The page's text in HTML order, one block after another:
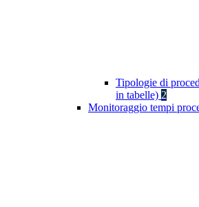
Tipologie di
in tabelle) 2
Monitoraggio tempi